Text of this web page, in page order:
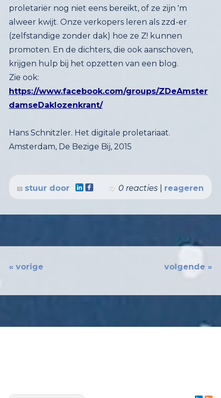
krijgen hulp bij het opzetten van een blog.
Zie ook:
https://www.facebook.com/groups/ZDeAmster
damseDaklozenkrant/
Hans Schnitzler. Het digitale proletariaat.
Amsterdam, De Bezige Bij, 2015
0 reacties reageren
stuur door
« vorige volgende »